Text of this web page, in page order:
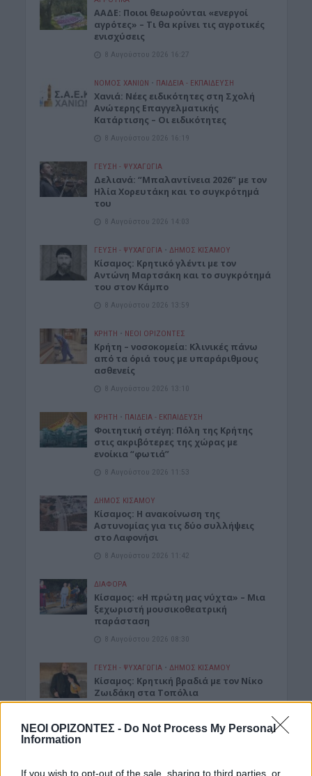
ΝΕΟΙ ΟΡΙΖΟΝΤΕΣ - Do Not Process My Personal
Information
If you wish to opt-out of the sale, sharing to third parties, or
ΑΑΔΕ: Ποιοι θεωρούνται «ενεργοί
αγρότες» – Τι θα κρίνει τις αγροτικές
ενισχύσεις
8 Αυγούστου 2026 16:27
ΝΟΜΌΣ ΧΑΝΊΩΝ • ΠΑΙΔΕΙΑ - ΕΚΠΑΙΔΕΥΣΗ
Χανιά: Νέες ειδικότητες στη Σχολή
Ανώτερης Επαγγελματικής
Κατάρτισης – Οι ειδικότητες
8 Αυγούστου 2026 16:19
ΓΕΎΣΗ - ΨΥΧΑΓΩΓΊΑ
Δελιανά: “Μπαλαντίνεια 2026” με τον
Ηλία Χορευτάκη και το συγκρότημά
του
8 Αυγούστου 2026 14:03
ΓΕΎΣΗ - ΨΥΧΑΓΩΓΊΑ • ΔΉΜΟΣ ΚΙΣΆΜΟΥ
Kίσαμος: Κρητικό γλέντι με τον
Αντώνη Μαρτσάκη και το συγκρότημά
του στον Κάμπο
8 Αυγούστου 2026 13:59
ΚΡΗΤΗ • ΝΕΟΙ ΟΡΙΖΟΝΤΕΣ
Κρήτη – νοσοκομεία: Κλινικές πάνω
από τα όριά τους με υπαράριθμους
ασθενείς
8 Αυγούστου 2026 13:10
ΚΡΗΤΗ • ΠΑΙΔΕΙΑ - ΕΚΠΑΙΔΕΥΣΗ
Φοιτητική στέγη: Πόλη της Κρήτης
στις ακριβότερες της χώρας με
ενοίκια “φωτιά”
8 Αυγούστου 2026 11:53
ΔΉΜΟΣ ΚΙΣΆΜΟΥ
Κίσαμος: Η ανακοίνωση της
Αστυνομίας για τις δύο συλλήψεις
στο Λαφονήσι
8 Αυγούστου 2026 11:42
ΔΙΆΦΟΡΑ
Κίσαμος: «Η πρώτη μας νύχτα» – Μια
ξεχωριστή μουσικοθεατρική
παράσταση
8 Αυγούστου 2026 08:30
ΓΕΎΣΗ - ΨΥΧΑΓΩΓΊΑ • ΔΉΜΟΣ ΚΙΣΆΜΟΥ
Kίσαμος: Κρητική βραδιά με τον Νίκο
Ζωιδάκη στα Τοπόλια